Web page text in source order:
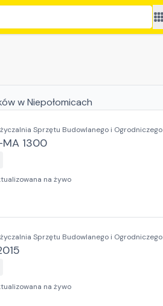
w Niepołomicach
Sprzętu Budowlanego i Ogrodniczego
MA 1300
na żywo
Sprzętu Budowlanego i Ogrodniczego
na żywo